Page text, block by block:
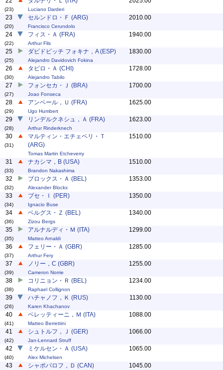
(23) Luciano Darderi
23
(20)
セルンドロ・Ｆ (ARG)
Francisco Cerundolo
2010.00
24
(22)
フィス・Ａ (FRA)
Arthur Fils
1940.00
25
(25)
ダビドビッチ フォキナ，A (ESP)
Alejandro Davidovich Fokina
1830.00
26
(30)
タビロ・Ａ (CHI)
Alejandro Tabilo
1728.00
27
(27)
フォンセカ・Ｊ (BRA)
Joao Fonseca
1700.00
28
(29)
アンベール，Ｕ (FRA)
Ugo Humbert
1625.00
29
(28)
リンデルクネシュ，Ａ (FRA)
Arthur Rinderknech
1623.00
30
(31)
マルティン・エチェベリ・Ｔ
(ARG)
Tomas Martin Etcheverry
1510.00
31
(33)
ナカシマ，B (USA)
Brandon Nakashima
1510.00
32
(32)
ブロックス・Ａ (BEL)
Alexander Blockx
1353.00
33
(34)
ブセ・Ｉ (PER)
Ignacio Buse
1350.00
34
(36)
ベルグス・Ｚ (BEL)
Zizou Bergs
1340.00
35
(35)
アルナルディ・Ｍ (ITA)
Matteo Arnaldi
1299.00
36
(37)
フェリー・Ａ (GBR)
Arthur Fery
1285.00
37
(39)
ノリー，C (GBR)
Cameron Norrie
1255.00
38
(38)
コリニョン・Ｒ (BEL)
Raphael Collignon
1234.00
39
(26)
ハチャノフ，Ｋ (RUS)
Karen Khachanov
1130.00
40
(41)
ベレッティーニ，Ｍ (ITA)
Matteo Berrettini
1088.00
41
(42)
シュトルフ，Ｊ (GER)
Jan-Lennard Struff
1066.00
42
(40)
ミケルセン・Ａ (USA)
Alex Michelsen
1065.00
43 シャポバロフ，Ｄ (CAN) 1045.00